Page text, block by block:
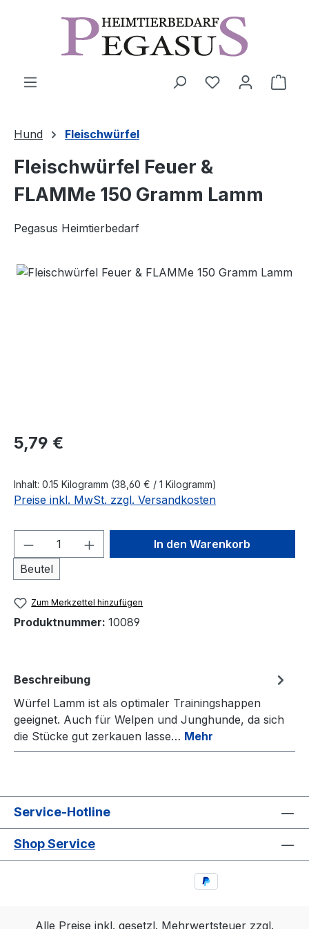
Zum Hauptinhalt springen
Hund Fleischwürfel
Fleischwürfel Feuer &
FLAMMe 150 Gramm Lamm
Pegasus Heimtierbedarf
Bildergalerie überspringen
Regulärer Preis:
5,79 €
Inhalt: 0.15 Kilogramm (38,60 € / 1 Kilogramm)
Preise inkl. MwSt. zzgl. Versandkosten
Produkt Anzahl: Gib den
Beutel
In den Warenkorb
Zum Merkzettel hinzufügen
Produktnummer: 10089
Beschreibung
Würfel Lamm ist als optimaler Trainingshappen
geeignet. Auch für Welpen und Junghunde, da sich
die Stücke gut zerkauen lasse… Mehr
Service-Hotline
Shop Service
Alle Preise inkl. gesetzl. Mehrwertsteuer zzgl.